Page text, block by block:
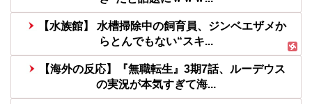
【水族館】 水槽掃除中の飼育員、ジンベエザメか
らとんでもない“スキ...
【海外の反応】『無職転生』3期7話、ルーデウス
の実況が本気すぎて海...